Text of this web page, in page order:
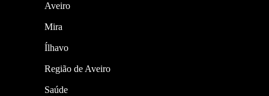
Aveiro
Mira
Ílhavo
Região de Aveiro
Saúde